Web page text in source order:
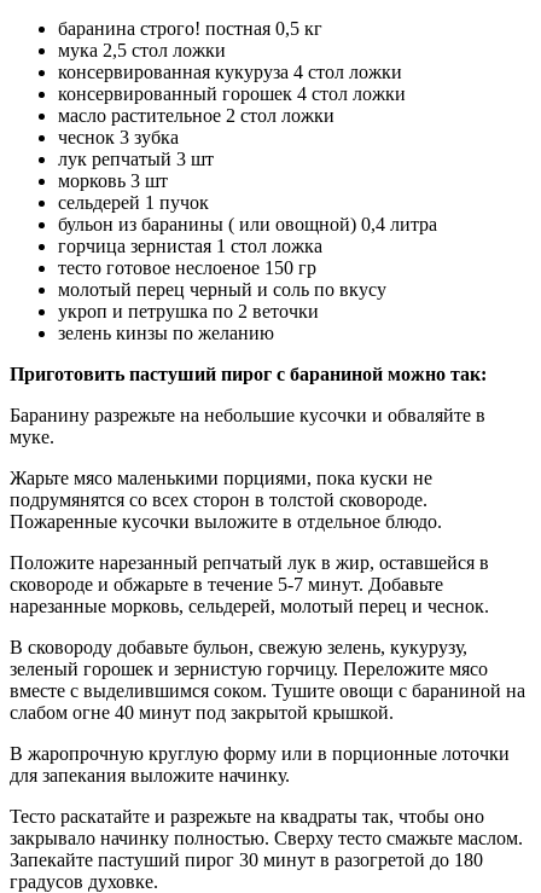
баранина строго! постная 0,5 кг
мука 2,5 стол ложки
консервированная кукуруза 4 стол ложки
консервированный горошек 4 стол ложки
масло растительное 2 стол ложки
чеснок 3 зубка
лук репчатый 3 шт
морковь 3 шт
сельдерей 1 пучок
бульон из баранины ( или овощной) 0,4 литра
горчица зернистая 1 стол ложка
тесто готовое неслоеное 150 гр
молотый перец черный и соль по вкусу
укроп и петрушка по 2 веточки
зелень кинзы по желанию
Приготовить пастуший пирог с бараниной можно так:
Баранину разрежьте на небольшие кусочки и обваляйте в
муке.
Жарьте мясо маленькими порциями, пока куски не
подрумянятся со всех сторон в толстой сковороде.
Пожаренные кусочки выложите в отдельное блюдо.
Положите нарезанный репчатый лук в жир, оставшейся в
сковороде и обжарьте в течение 5-7 минут. Добавьте
нарезанные морковь, сельдерей, молотый перец и чеснок.
В сковороду добавьте бульон, свежую зелень, кукурузу,
зеленый горошек и зернистую горчицу. Переложите мясо
вместе с выделившимся соком. Тушите овощи с бараниной на
слабом огне 40 минут под закрытой крышкой.
В жаропрочную круглую форму или в порционные лоточки
для запекания выложите начинку.
Тесто раскатайте и разрежьте на квадраты так, чтобы оно
закрывало начинку полностью. Сверху тесто смажьте маслом.
Запекайте пастуший пирог 30 минут в разогретой до 180
градусов духовке.